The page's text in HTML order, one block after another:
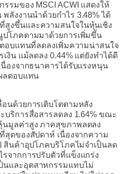
รมของ MSCI ACWI แสดงให้
ลังงานนำด้วยกำไร 3.48% ได้
สูงขึ้นและความสนใจในหุ้นเชิง
โภคตามมาด้วยการเพิ่มขึ้น
ตอบแทนที่ลดลงเพิ่มความน่าสนใจ
งิน แม้ลดลง 0.44% แต่ยังทำได้ดี
องจากธนาคารได้รับแรงหนุน
ลตอบแทน
นด้วยการเติบโตตามหลัง
บริการสื่อสารลดลง 1.64% ขณะ
มูลค่าสูง ภาคสุขภาพลดลง
สุดของสัปดาห์ เนื่องจากความ
สินค้าอุปโภคบริโภคไม่จำเป็นลด
รจากการปรับตัวที่แข็งแกร่ง
นและอุตสาหกรรมแทบไม่